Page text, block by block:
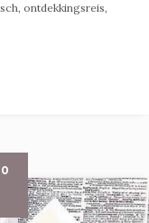
ontdekkingsreis,